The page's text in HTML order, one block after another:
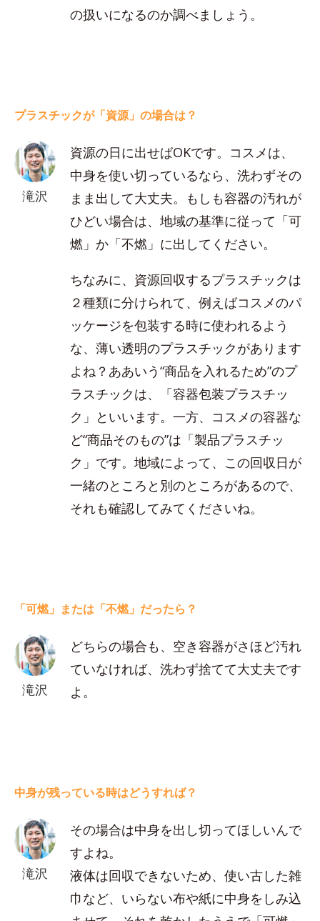
の扱いになるのか調べましょう。
プラスチックが「資源」の場合は？
滝沢
資源の日に出せばOKです。コスメは、
中身を使い切っているなら、洗わずその
まま出して大丈夫。もしも容器の汚れが
ひどい場合は、地域の基準に従って「可
燃」か「不燃」に出してください。
ちなみに、資源回収するプラスチックは
２種類に分けられて、例えばコスメのパ
ッケージを包装する時に使われるよう
な、薄い透明のプラスチックがあります
よね？ああいう“商品を入れるため”のプ
ラスチックは、「容器包装プラスチッ
ク」といいます。一方、コスメの容器な
ど“商品そのもの”は「製品プラスチッ
ク」です。地域によって、この回収日が
一緒のところと別のところがあるので、
それも確認してみてくださいね。
「可燃」または「不燃」だったら？
滝沢
どちらの場合も、空き容器がさほど汚れ
ていなければ、洗わず捨てて大丈夫です
よ。
中身が残っている時はどうすれば？
滝沢
その場合は中身を出し切ってほしいんで
すよね。
液体は回収できないため、使い古した雑
巾など、いらない布や紙に中身をしみ込